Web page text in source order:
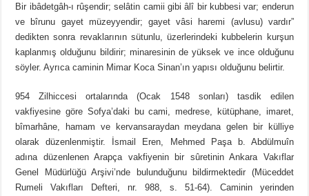
Bir ibâdetgâh-ı rûşendir; selâtin camii gibi âlî bir kubbesi var; enderun
ve bîrunu gayet müzeyyendir; gayet vâsi haremi (avlusu) vardır”
dedikten sonra revaklarının sütunlu, üzerlerindeki kubbelerin kurşun
kaplanmış olduğunu bildirir; minaresinin de yüksek ve ince olduğunu
söyler. Ayrıca caminin Mimar Koca Sinan’ın yapısı olduğunu belirtir.
954 Zilhiccesi ortalarında (Ocak 1548 sonları) tasdik edilen
vakfiyesine göre Sofya’daki bu cami, medrese, kütüphane, imaret,
bîmarhâne, hamam ve kervansaraydan meydana gelen bir külliye
olarak düzenlenmiştir. İsmail Eren, Mehmed Paşa b. Abdülmuîn
adına düzenlenen Arapça vakfiyenin bir sûretinin Ankara Vakıflar
Genel Müdürlüğü Arşivi’nde bulunduğunu bildirmektedir (Müceddet
Rumeli Vakıfları Defteri, nr. 988, s. 51-64). Caminin yerinden